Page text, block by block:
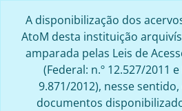
A disponibilização dos
AtoM desta instituição
amparada pelas Leis de
(Federal: n.º 12.527/2011
9.871/2012), nesse
documentos